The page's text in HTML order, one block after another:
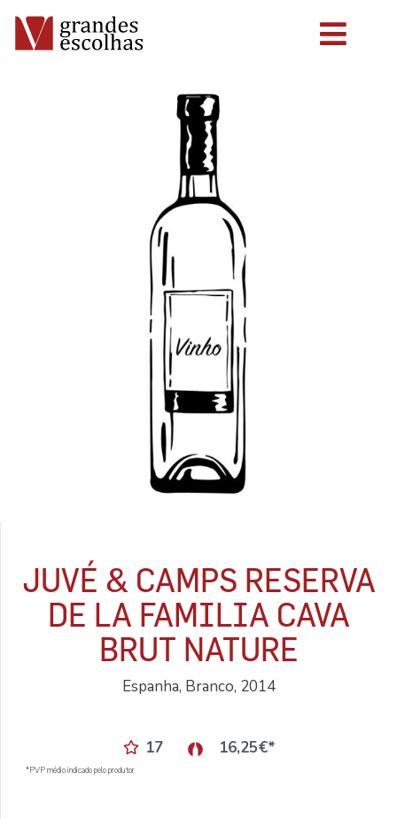
JUVÉ & CAMPS RESERVA
DE LA FAMILIA CAVA
BRUT NATURE
Espanha, Branco, 2014
17 16,25€*
*PVP médio indicado pelo produtor